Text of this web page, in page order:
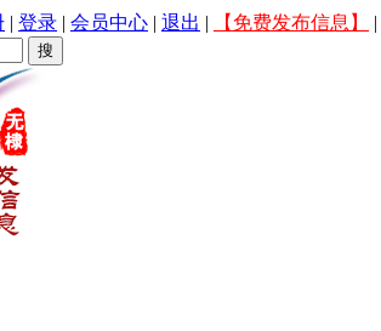
| 登录 | 会员中心 | 退出 | 【免费发布信息】 |